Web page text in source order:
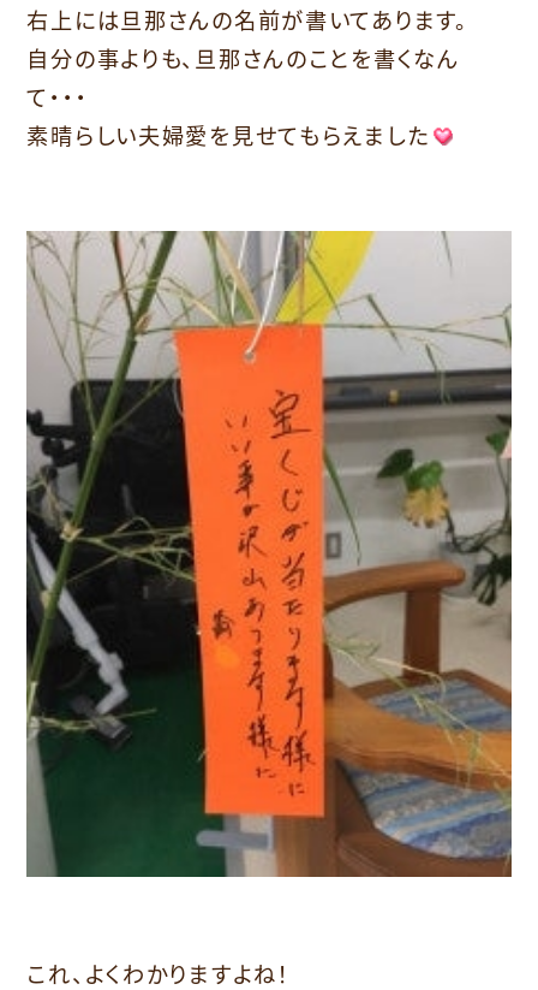
右上には旦那さんの名前が書いてあります。
自分の事よりも、旦那さんのことを書くなん
て・・・
素晴らしい夫婦愛を見せてもらえました
これ、よくわかりますよね！